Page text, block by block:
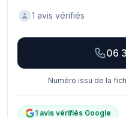
1 avis vérifiés
06
Numéro issu de la
1 avis vérifiés Google